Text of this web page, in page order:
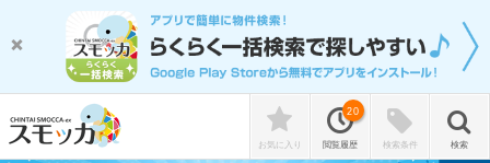
お気に入り 閲覧履歴
20
検索条件 検索